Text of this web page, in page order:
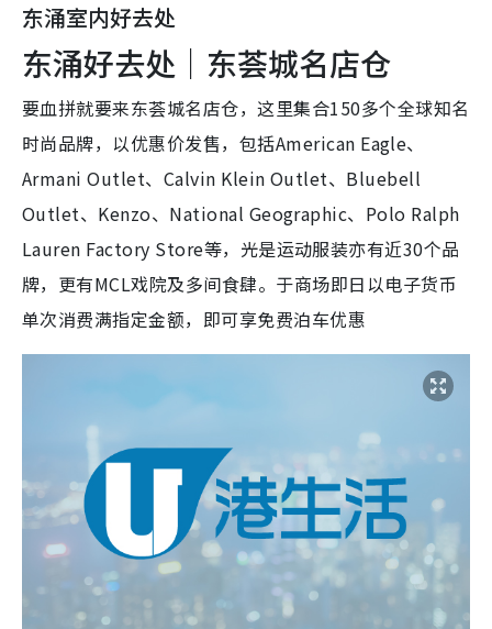
东涌室内好去处
东涌好去处｜东荟城名店仓
要血拼就要来东荟城名店仓，这里集合150多个全球知名
时尚品牌，以优惠价发售，包括American Eagle、
Armani Outlet、Calvin Klein Outlet、Bluebell
Outlet、Kenzo、National Geographic、Polo Ralph
Lauren Factory Store等，光是运动服装亦有近30个品
牌，更有MCL戏院及多间食肆。于商场即日以电子货币
单次消费满指定金额，即可享免费泊车优惠